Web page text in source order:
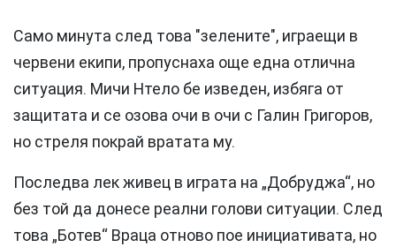
Само минута след това "зелените", играещи в
червени екипи, пропуснаха още една отлична
ситуация. Мичи Нтело бе изведен, избяга от
защитата и се озова очи в очи с Галин Григоров,
но стреля покрай вратата му.
Последва лек живец в играта на „Добруджа“, но
без той да донесе реални голови ситуации. След
това „Ботев“ Враца отново пое инициативата, но